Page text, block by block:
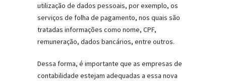
utilização de dados pessoais, por exemplo, os
serviços de folha de pagamento, nos quais são
tratadas informações como nome, CPF,
remuneração, dados bancários, entre outros.
Dessa forma, é importante que as empresas de
contabilidade estejam adequadas a essa nova